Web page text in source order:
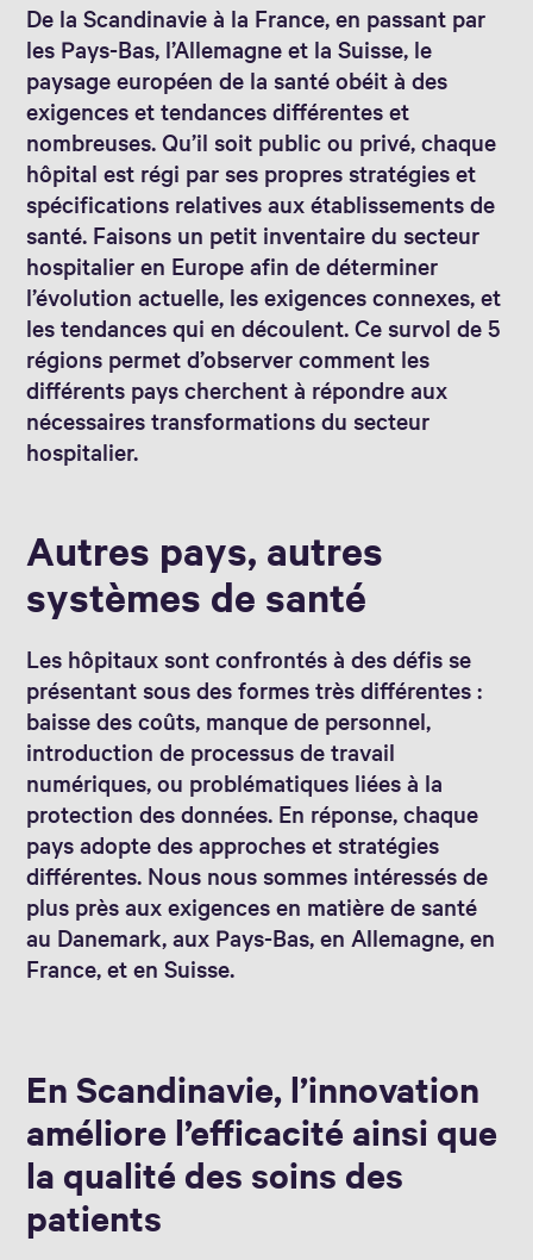
De la Scandinavie à la France, en passant par
les Pays-Bas, l’Allemagne et la Suisse, le
paysage européen de la santé obéit à des
exigences et tendances différentes et
nombreuses. Qu’il soit public ou privé, chaque
hôpital est régi par ses propres stratégies et
spécifications relatives aux établissements de
santé. Faisons un petit inventaire du secteur
hospitalier en Europe afin de déterminer
l’évolution actuelle, les exigences connexes, et
les tendances qui en découlent. Ce survol de 5
régions permet d’observer comment les
différents pays cherchent à répondre aux
nécessaires transformations du secteur
hospitalier.
Autres pays, autres
systèmes de santé
Les hôpitaux sont confrontés à des défis se
présentant sous des formes très différentes :
baisse des coûts, manque de personnel,
introduction de processus de travail
numériques, ou problématiques liées à la
protection des données. En réponse, chaque
pays adopte des approches et stratégies
différentes. Nous nous sommes intéressés de
plus près aux exigences en matière de santé
au Danemark, aux Pays-Bas, en Allemagne, en
France, et en Suisse.
En Scandinavie, l’innovation
améliore l’efficacité ainsi que
la qualité des soins des
patients